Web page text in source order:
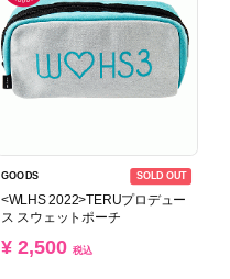
SOLD OUT
GOODS
<WLHS 2022>TERUプロデュー
ス スウェットポーチ
¥ 2,500 税込